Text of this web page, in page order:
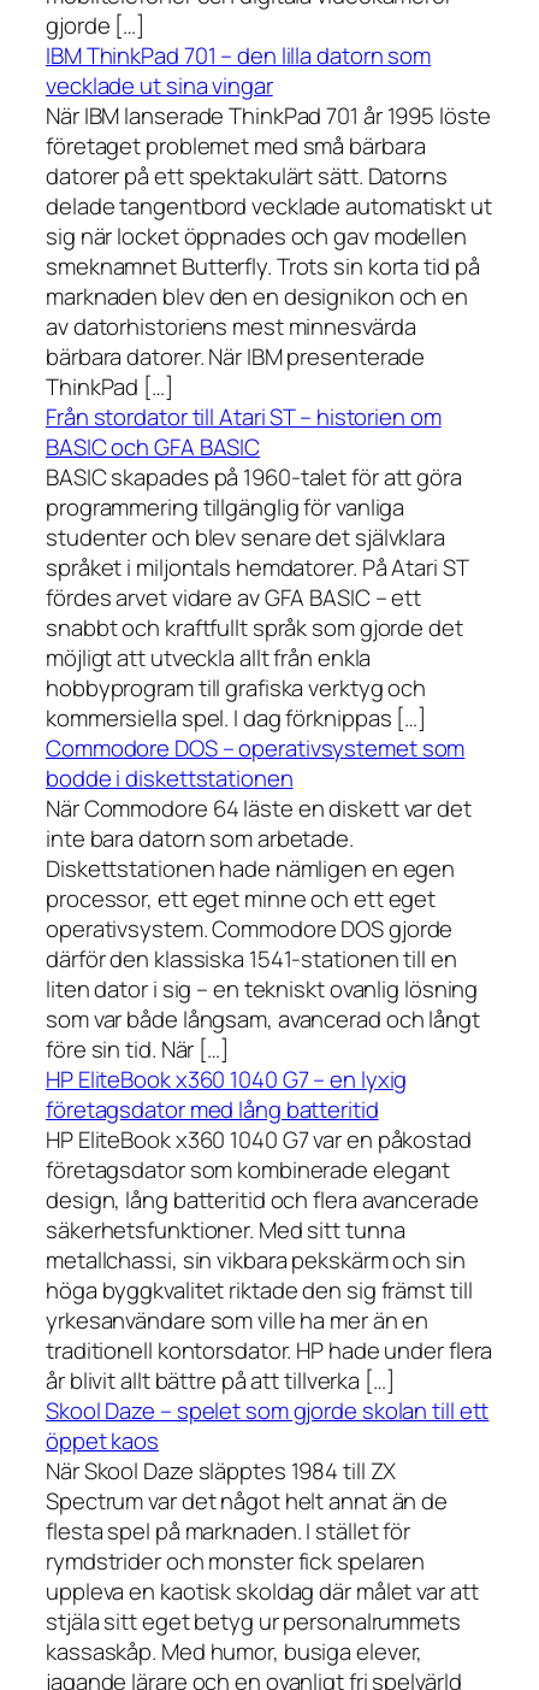
gjorde […]
IBM ThinkPad 701 – den lilla datorn som
vecklade ut sina vingar
När IBM lanserade ThinkPad 701 år 1995 löste
företaget problemet med små bärbara
datorer på ett spektakulärt sätt. Datorns
delade tangentbord vecklade automatiskt ut
sig när locket öppnades och gav modellen
smeknamnet Butterfly. Trots sin korta tid på
marknaden blev den en designikon och en
av datorhistoriens mest minnesvärda
bärbara datorer. När IBM presenterade
ThinkPad […]
Från stordator till Atari ST – historien om
BASIC och GFA BASIC
BASIC skapades på 1960-talet för att göra
programmering tillgänglig för vanliga
studenter och blev senare det självklara
språket i miljontals hemdatorer. På Atari ST
fördes arvet vidare av GFA BASIC – ett
snabbt och kraftfullt språk som gjorde det
möjligt att utveckla allt från enkla
hobbyprogram till grafiska verktyg och
kommersiella spel. I dag förknippas […]
Commodore DOS – operativsystemet som
bodde i diskettstationen
När Commodore 64 läste en diskett var det
inte bara datorn som arbetade.
Diskettstationen hade nämligen en egen
processor, ett eget minne och ett eget
operativsystem. Commodore DOS gjorde
därför den klassiska 1541-stationen till en
liten dator i sig – en tekniskt ovanlig lösning
som var både långsam, avancerad och långt
före sin tid. När […]
HP EliteBook x360 1040 G7 – en lyxig
företagsdator med lång batteritid
HP EliteBook x360 1040 G7 var en påkostad
företagsdator som kombinerade elegant
design, lång batteritid och flera avancerade
säkerhetsfunktioner. Med sitt tunna
metallchassi, sin vikbara pekskärm och sin
höga byggkvalitet riktade den sig främst till
yrkesanvändare som ville ha mer än en
traditionell kontorsdator. HP hade under flera
år blivit allt bättre på att tillverka […]
Skool Daze – spelet som gjorde skolan till ett
öppet kaos
När Skool Daze släpptes 1984 till ZX
Spectrum var det något helt annat än de
flesta spel på marknaden. I stället för
rymdstrider och monster fick spelaren
uppleva en kaotisk skoldag där målet var att
stjäla sitt eget betyg ur personalrummets
kassaskåp. Med humor, busiga elever,
jagande lärare och en ovanligt fri spelvärld